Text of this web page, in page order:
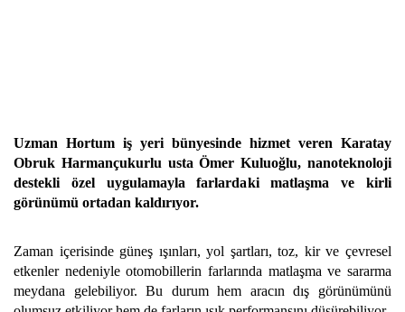
Uzman Hortum iş yeri bünyesinde hizmet veren Karatay
Obruk Harmançukurlu usta Ömer Kuluoğlu, nanoteknoloji
destekli özel uygulamayla farlardaki matlaşma ve kirli
görünümü ortadan kaldırıyor.
Zaman içerisinde güneş ışınları, yol şartları, toz, kir ve çevresel
etkenler nedeniyle otomobillerin farlarında matlaşma ve sararma
meydana gelebiliyor. Bu durum hem aracın dış görünümünü